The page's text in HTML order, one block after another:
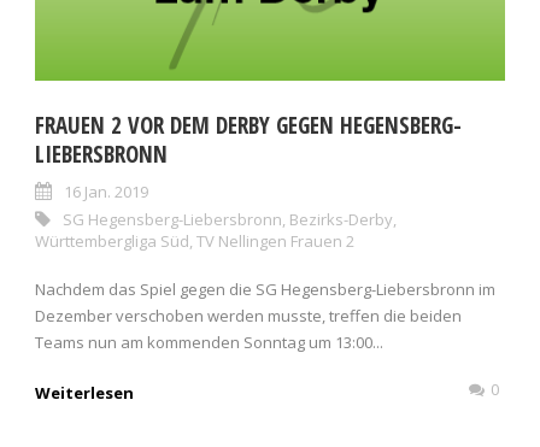
FRAUEN 2 VOR DEM DERBY GEGEN HEGENSBERG-
LIEBERSBRONN
16 Jan. 2019
SG Hegensberg-Liebersbronn Bezirks-Derby
Württembergliga Süd TV Nellingen Frauen 2
Nachdem das Spiel gegen die SG Hegensberg-Liebersbronn im
Dezember verschoben werden musste, treffen die beiden
Teams nun am kommenden Sonntag um 13:00...
Weiterlesen 0